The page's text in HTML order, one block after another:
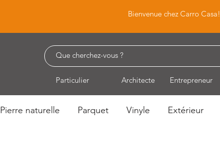
Bienvenue chez Carro Casa!
Particulier Architecte Entrepreneur
Pierre naturelle Parquet Vinyle Extérieur